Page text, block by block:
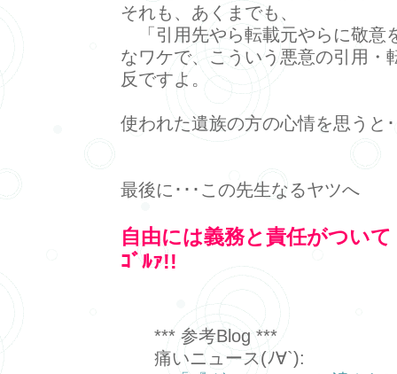
それも、あくまでも、
「引用先やら転載元やらに敬意
なワケで、こういう悪意の引用・
反ですよ。
使われた遺族の方の心情を思うと
最後に･･･この先生なるヤツへ
自由には義務と責任がつい
ｺﾞﾙｧ!!
*** 参考Blog ***
痛いニュース(ﾉ∀`):